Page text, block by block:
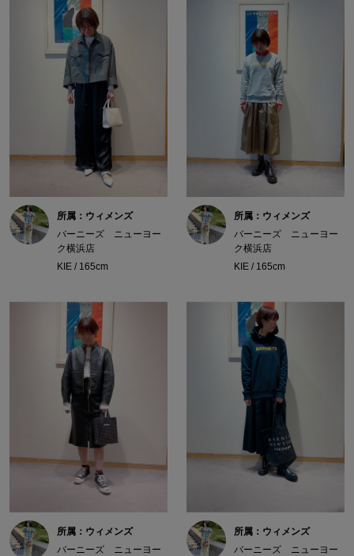
所属：ウィメンズ
バーニーズ ニューヨー
ク横浜店
KIE / 165cm
所属：ウィメンズ
バーニーズ ニューヨー
ク横浜店
KIE / 165cm
所属：ウィメンズ
バーニーズ ニューヨー
所属：ウィメンズ
バーニーズ ニューヨー